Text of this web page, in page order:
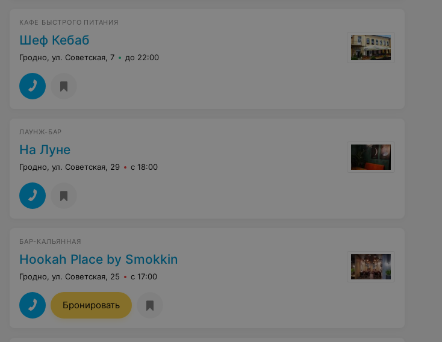
КАФЕ БЫСТРОГО ПИТАНИЯ
Шеф Кебаб
Гродно, ул. Советская, 7 до 22:00
ЛАУНЖ-БАР
На Луне
Гродно, ул. Советская, 29 с 18:00
БАР-КАЛЬЯННАЯ
Hookah Place by Smokkin
Гродно, ул. Советская, 25 с 17:00
Бронировать